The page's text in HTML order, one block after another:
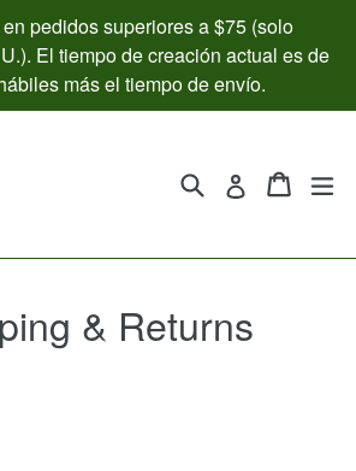
pedidos superiores a $75 (solo
El tiempo de creación actual es de
más el tiempo de envío.
Buscar IngresarCarrito
Carrito
& Returns